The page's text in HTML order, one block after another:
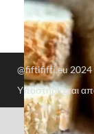
@fiftififti.eu 2024
Υποστηρίζεται